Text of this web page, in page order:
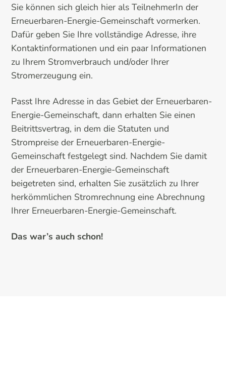
Sie können sich gleich hier als TeilnehmerIn der
Erneuerbaren-Energie-Gemeinschaft vormerken.
Dafür geben Sie Ihre vollständige Adresse, ihre
Kontaktinformationen und ein paar Informationen
zu Ihrem Stromverbrauch und/oder Ihrer
Stromerzeugung ein.
Passt Ihre Adresse in das Gebiet der Erneuerbaren-
Energie-Gemeinschaft, dann erhalten Sie einen
Beitrittsvertrag, in dem die Statuten und
Strompreise der Erneuerbaren-Energie-
Gemeinschaft festgelegt sind. Nachdem Sie damit
der Erneuerbaren-Energie-Gemeinschaft
beigetreten sind, erhalten Sie zusätzlich zu Ihrer
herkömmlichen Stromrechnung eine Abrechnung
Ihrer Erneuerbaren-Energie-Gemeinschaft.
Das war’s auch schon!